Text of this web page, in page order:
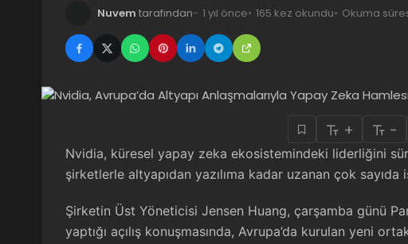
Nuvem tarafından 1 yıl önce 165 kez okundu Okuma
+ -
Nvidia, küresel yapay zeka ekosistemindeki liderliğini
şirketlerle altyapıdan yazılıma kadar uzanan çok
Şirketin Üst Yöneticisi Jensen Huang, çarşamba günü
yaptığı açılış konuşmasında, Avrupa’da kurulan yeni